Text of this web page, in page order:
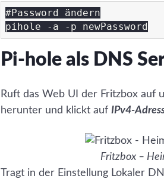
#Password ändern
Pi-hole als DNS
Ruft das Web UI der Fritzbox auf
herunter und klickt auf IPv4-
Fritzbox –
Tragt in der Einstellung Lokaler